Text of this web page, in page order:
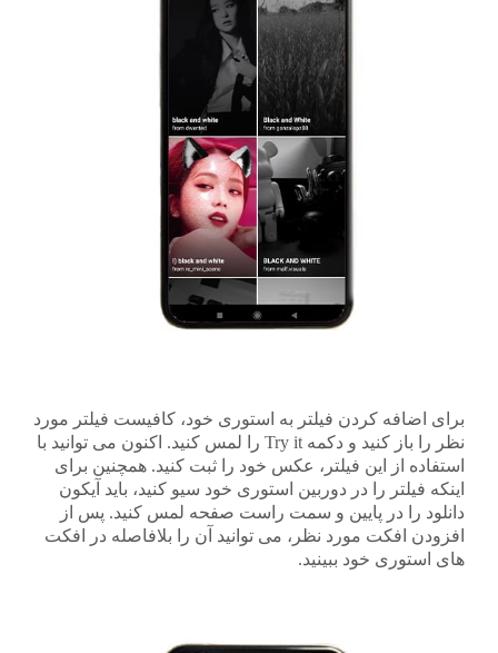
برای اضافه کردن فیلتر به استوری خود، کافیست فیلتر مورد
نظر را باز کنید و دکمه Try it را لمس کنید. اکنون می توانید با
استفاده از این فیلتر، عکس خود را ثبت کنید. همچنین برای
اینکه فیلتر را در دوربین استوری خود سیو کنید، باید آیکون
دانلود را در پایین و سمت راست صفحه لمس کنید. پس از
افزودن افکت مورد نظر، می توانید آن را بلافاصله در افکت
های استوری خود ببینید.